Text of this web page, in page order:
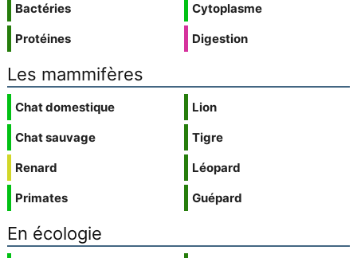
Bactéries
Protéines
Cytoplasme
Digestion
Les mammifères
Chat domestique
Chat sauvage
Renard
Primates
Lion
Tigre
Léopard
Guépard
En écologie